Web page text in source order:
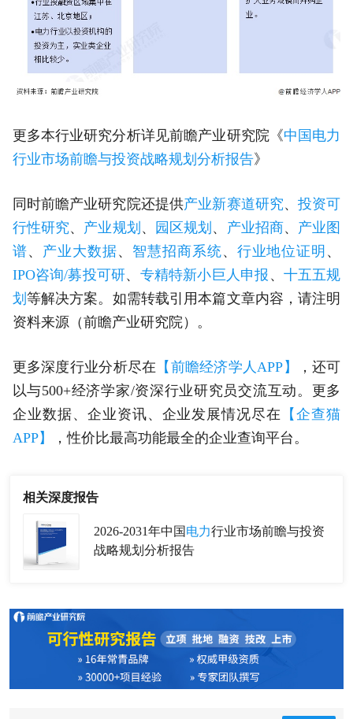
更多本行业研究分析详见前瞻产业研究院《中国电力
行业市场前瞻与投资战略规划分析报告》
同时前瞻产业研究院还提供产业新赛道研究、投资可
行性研究、 产业规划 、 园区规划 、 产业招商、 产业图
谱、 产业大数据、 智慧招商系统、 行业地位证明 、
IPO咨询/募投可研、 专精特新小巨人申报 、 十五五规
划 等解决方案。如需转载引用本篇文章内容，请注明
资料来源（前瞻产业研究院）。
更多深度行业分析尽在 【前瞻经济学人APP】
，还可
以与500+经济学家/资深行业研究员交流互动。更多
企业数据、企业资讯、企业发展情况尽在
【企查猫
APP】
，性价比最高功能最全的企业查询平台。
相关深度报告
2026-2031年中国 电力行业市场前瞻与投资
战略规划分析报告